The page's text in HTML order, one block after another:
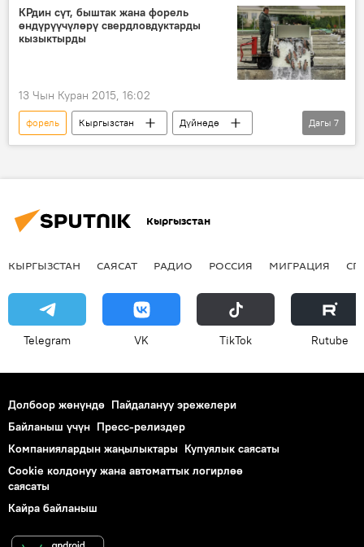
Ысык-Көл
сатуу
балык чарбачылыгы
КРдин сүт, быштак жана форель
өндүрүүчүлөрү свердловдуктарды
кызыктырды
13 Чын Куран 2015, 16:02
форель Кыргызстан
Дүйнөдө
Жаңылыктар
Экономика
Консул
Дагы 7
Кыргызстан
КЫРГЫЗСТАН САЯСАТ РАДИО РОССИЯ МИГРАЦИЯ
Telegram VK ТikТоk Rutube
Долбоор жөнүндө Пайдалануу эрежелери
Байланыш үчүн Пресс-релиздер
Компаниялардын жаңылыктары Купуялык саясаты
Cookie колдонуу жана автоматтык логирлөө
саясаты
Кайра байланыш